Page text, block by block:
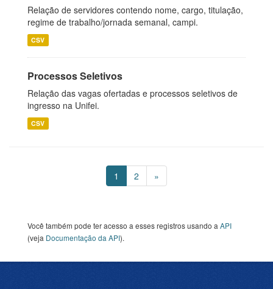
Relação de servidores contendo nome, cargo, titulação,
regime de trabalho/jornada semanal, campi.
CSV
Processos Seletivos
Relação das vagas ofertadas e processos seletivos de
ingresso na Unifei.
CSV
1 2 »
Você também pode ter acesso a esses registros usando a API
(veja Documentação da API).